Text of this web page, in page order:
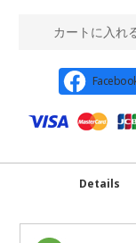
カートに入れ
Details